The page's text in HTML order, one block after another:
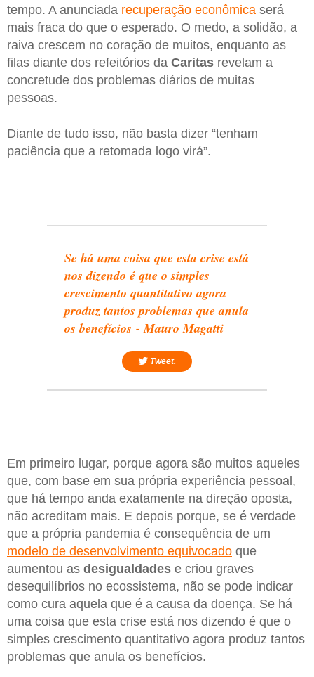
tempo. A anunciada recuperação econômica será
mais fraca do que o esperado. O medo, a solidão, a
raiva crescem no coração de muitos, enquanto as
filas diante dos refeitórios da Caritas revelam a
concretude dos problemas diários de muitas
pessoas.
Diante de tudo isso, não basta dizer “tenham
paciência que a retomada logo virá”.
Se há uma coisa que esta crise está
nos dizendo é que o simples
crescimento quantitativo agora
produz tantos problemas que anula
os benefícios - Mauro Magatti
Tweet.
Em primeiro lugar, porque agora são muitos aqueles
que, com base em sua própria experiência pessoal,
que há tempo anda exatamente na direção oposta,
não acreditam mais. E depois porque, se é verdade
que a própria pandemia é consequência de um
modelo de desenvolvimento equivocado que
aumentou as desigualdades e criou graves
desequilíbrios no ecossistema, não se pode indicar
como cura aquela que é a causa da doença. Se há
uma coisa que esta crise está nos dizendo é que o
simples crescimento quantitativo agora produz tantos
problemas que anula os benefícios.